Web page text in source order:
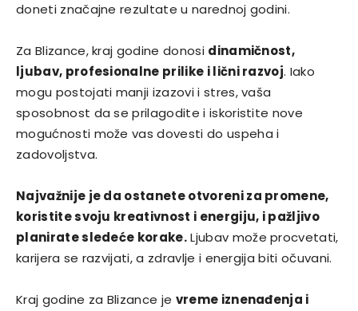
doneti značajne rezultate u narednoj godini.
Za Blizance, kraj godine donosi dinamičnost,
ljubav, profesionalne prilike i lični razvoj. Iako
mogu postojati manji izazovi i stres, vaša
sposobnost da se prilagodite i iskoristite nove
mogućnosti može vas dovesti do uspeha i
zadovoljstva.
Najvažnije je da ostanete otvoreni za promene,
koristite svoju kreativnost i energiju, i pažljivo
planirate sledeće korake.Ljubav može procvetati,
karijera se razvijati, a zdravlje i energija biti očuvani.
Kraj godine za Blizance je vreme iznenađenja i